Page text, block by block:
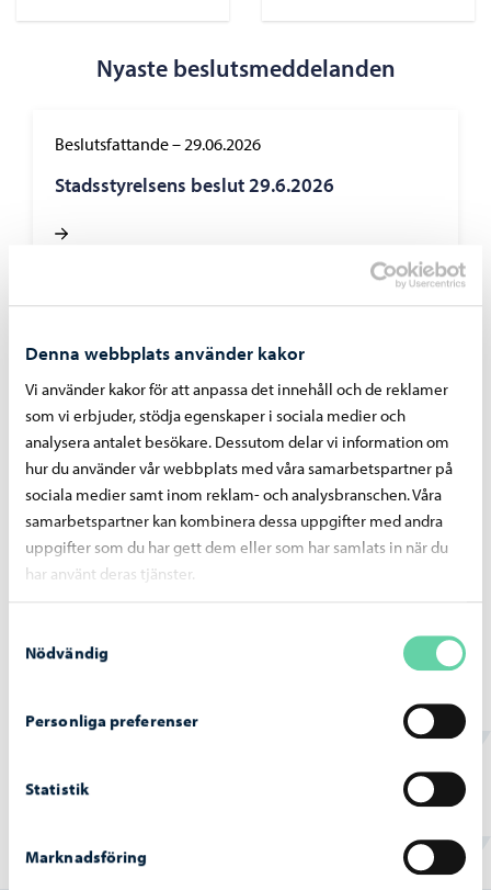
Denna webbplats använder kakor
Vi använder kakor för att anpassa det innehåll och de reklamer
som vi erbjuder, stödja egenskaper i sociala medier och
analysera antalet besökare. Dessutom delar vi information om
hur du använder vår webbplats med våra samarbetspartner på
sociala medier samt inom reklam- och analysbranschen. Våra
samarbetspartner kan kombinera dessa uppgifter med andra
uppgifter som du har gett dem eller som har samlats in när du
har använt deras tjänster.
Nödvändig
Personliga preferenser
Statistik
Marknadsföring
Nyaste beslutsmeddelanden
Beslutsfattande–29.06.2026
Stadsstyrelsens beslut 29.6.2026
Borgå stad informerar–22.06.2026
Tillstånds- och tillsynsnämndens beslut
Hittade du vad du sökte?